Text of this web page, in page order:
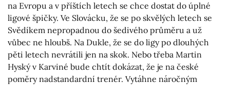
na Evropu a v příštích letech se chce dostat do úplné
ligové špičky. Ve Slovácku, že se po skvělých letech se
Svědíkem nepropadnou do šedivého průměru a už
vůbec ne hloubš. Na Dukle, že se do ligy po dlouhých
pěti letech nevrátili jen na skok. Nebo třeba Martin
Hyský v Karviné bude chtít dokázat, že je na české
poměry nadstandardní trenér. Vytáhne náročným